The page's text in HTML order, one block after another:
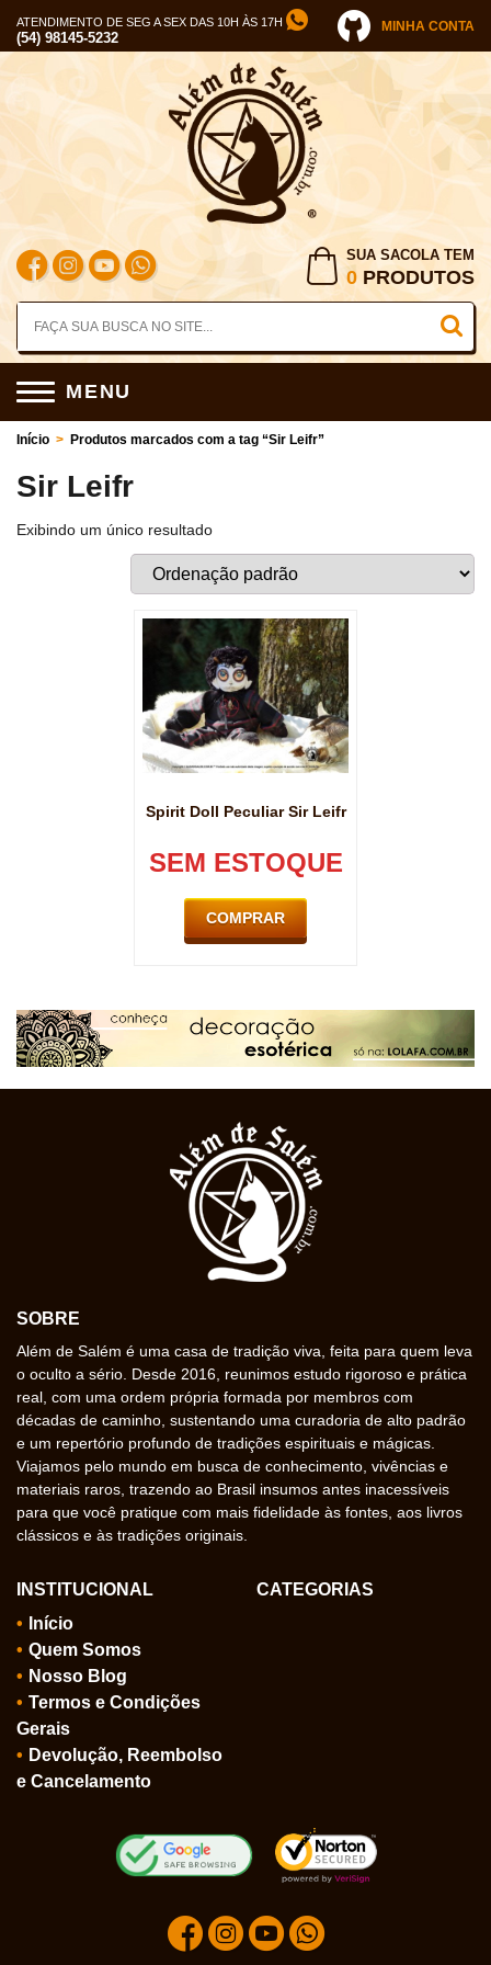
ATENDIMENTO DE SEG A SEX DAS 10H ÀS 17H
(54) 98145-5232
MINHA CONTA
SUA SACOLA TEM
0 PRODUTOS
MENU
Início > Produtos marcados com a tag “Sir Leifr”
Sir Leifr
Exibindo um único resultado
Spirit Doll Peculiar Sir Leifr
SEM ESTOQUE
COMPRAR
SOBRE
Além de Salém é uma casa de tradição viva, feita para quem leva
o oculto a sério. Desde 2016, reunimos estudo rigoroso e prática
real, com uma ordem própria formada por membros com
décadas de caminho, sustentando uma curadoria de alto padrão
e um repertório profundo de tradições espirituais e mágicas.
Viajamos pelo mundo em busca de conhecimento, vivências e
materiais raros, trazendo ao Brasil insumos antes inacessíveis
para que você pratique com mais fidelidade às fontes, aos livros
clássicos e às tradições originais.
INSTITUCIONAL
Início
Quem Somos
Nosso Blog
Termos e Condições
Gerais
Devolução, Reembolso
e Cancelamento
CATEGORIAS